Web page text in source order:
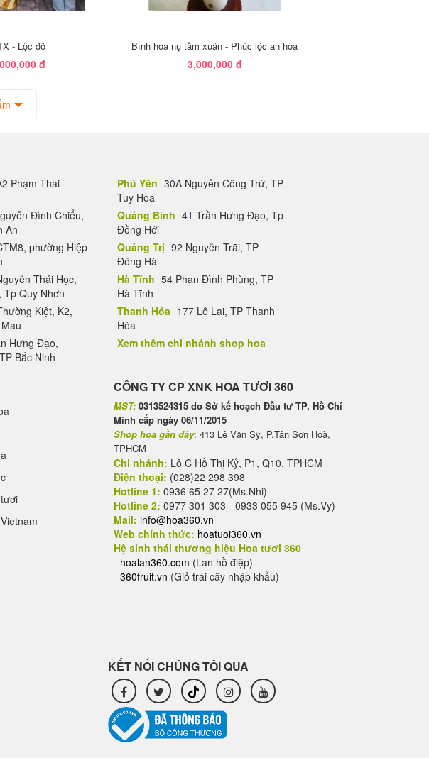
- Lộc đỏ
đ
Bình hoa nụ tầm xuân - Phúc lộc an hòa
3,000,000 đ
Phạm Thái
Đình Chiểu,
An
phường Hiệp
Thái Học,
Tp Quy Nhơn
Kiệt, K2,
Hưng Đạo,
Bắc Ninh
Phú Yên 30A Nguyễn Công Trứ, TP
Tuy Hòa
Quảng Bình 41 Trần Hưng Đạo, Tp
Đồng Hới
Quảng Trị 92 Nguyễn Trãi, TP
Đông Hà
Hà Tĩnh 54 Phan Đình Phùng, TP
Hà Tĩnh
Thanh Hóa 177 Lê Lai, TP Thanh
Hóa
Xem thêm chi nhánh shop hoa
CÔNG TY CP XNK HOA TƯƠI 360
MST: 0313524315 do Sở kế hoạch Đầu tư TP. Hồ Chí
Minh cấp ngày 06/11/2015
Shop hoa gần đây: 413 Lê Văn Sỹ, P.Tân Sơn Hoà,
TPHCM
Chi nhánh: Lô C Hồ Thị Kỷ, P1, Q10, TPHCM
Điện thoại: (028)22 298 398
Hotline 1: 0936 65 27 27(Ms.Nhi)
Hotline 2: 0977 301 303 - 0933 055 945 (Ms.Vy)
Mail: info@hoa360.vn
Web chính thức: hoatuoi360.vn
Hệ sinh thái thương hiệu Hoa tươi 360
- hoalan360.com (Lan hồ điệp)
- 360fruit.vn (Giỏ trái cây nhập khẩu)
KẾT NỐI CHÚNG TÔI QUA